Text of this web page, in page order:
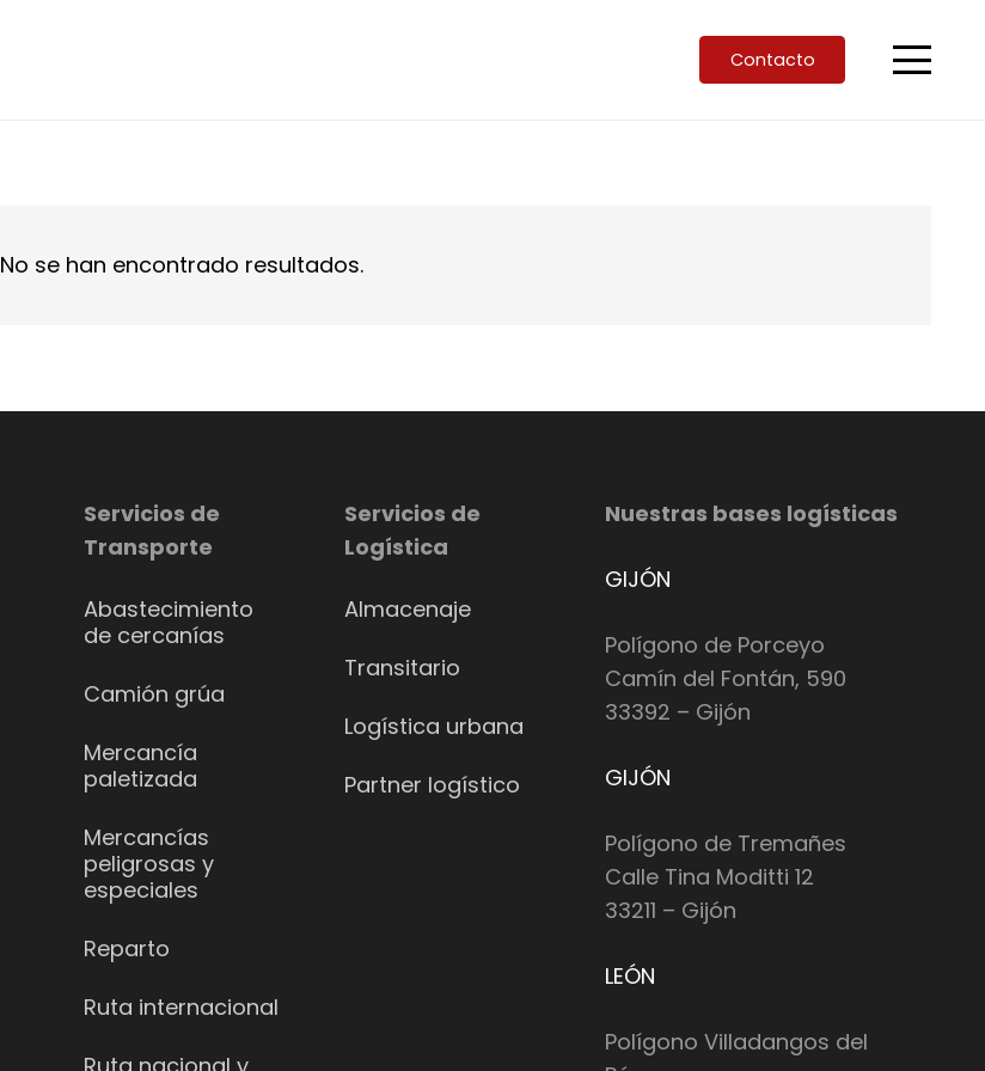
Contacto
No se han encontrado resultados.
Servicios de
Transporte
Abastecimiento
de cercanías
Camión grúa
Mercancía
paletizada
Mercancías
peligrosas y
especiales
Reparto
Ruta internacional
Servicios de
Logística
Almacenaje
Transitario
Logística urbana
Partner logístico
Nuestras bases logísticas
GIJÓN
Polígono de Porceyo
Camín del Fontán, 590
33392 – Gijón
GIJÓN
Polígono de Tremañes
Calle Tina Moditti 12
33211 – Gijón
LEÓN
Polígono Villadangos del